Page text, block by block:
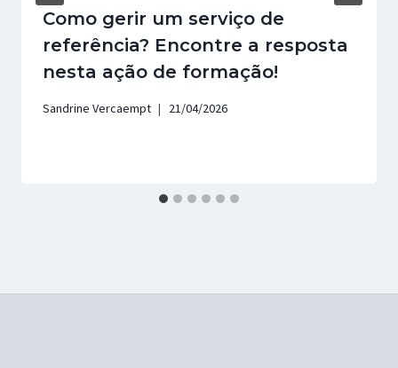
Como gerir um serviço de
referência? Encontre a resposta
nesta ação de formação!
Sandrine Vercaempt 21/04/2026